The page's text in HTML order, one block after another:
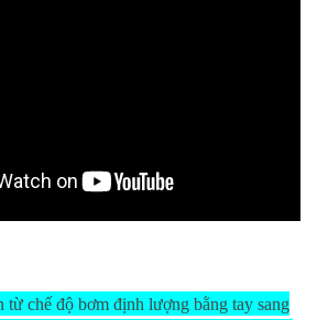
từ chế độ bơm định lượng bằng tay sang